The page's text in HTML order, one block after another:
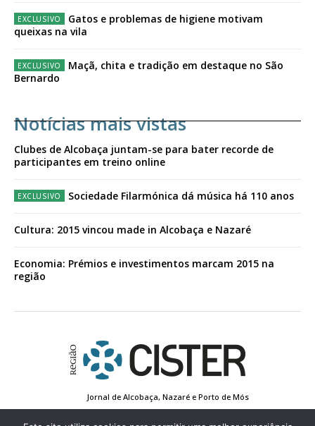
Gatos e problemas de higiene motivam
queixas na vila
Maçã, chita e tradição em destaque no São
Bernardo
Notícias mais vistas
Clubes de Alcobaça juntam-se para bater recorde de
participantes em treino online
Sociedade Filarmónica dá música há 110 anos
Cultura: 2015 vincou made in Alcobaça e Nazaré
Economia: Prémios e investimentos marcam 2015 na
região
Jornal de Alcobaça, Nazaré e Porto de Mós
Conta de Registo
Edição Impressa